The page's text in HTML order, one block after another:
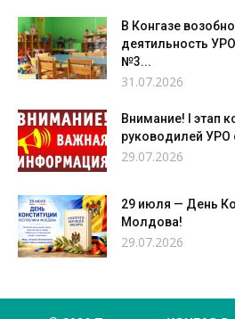
В Конгазе
деятильность
№3...
31.07.2026
Внимание! I этап
руководилей УРО
29.07.2026
29 июля — День
Молдова!
29.07.2026